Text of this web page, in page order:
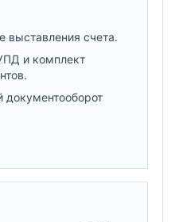
выставления счета.
и комплект
документооборот